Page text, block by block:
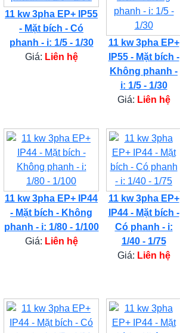
11 kw 3pha EP+ IP55
- Mặt bích - Có
phanh - i: 1/5 - 1/30
Giá: Liên hệ
11 kw 3pha EP+
IP55 - Mặt bích -
Không phanh -
i: 1/5 - 1/30
Giá: Liên hệ
11 kw 3pha EP+ IP44
- Mặt bích - Không
phanh - i: 1/80 - 1/100
Giá: Liên hệ
11 kw 3pha EP+
IP44 - Mặt bích -
Có phanh - i:
1/40 - 1/75
Giá: Liên hệ